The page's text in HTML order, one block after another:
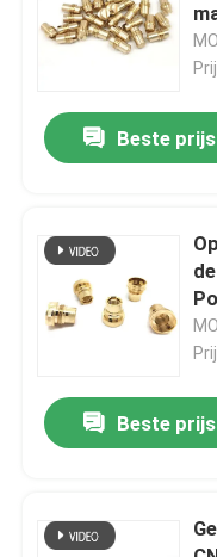
Video's
Fabriekstocht
Kwaliteitscontrole
Neem contact met
Nieuws
CNC-
Beste prijs
Beste prijs